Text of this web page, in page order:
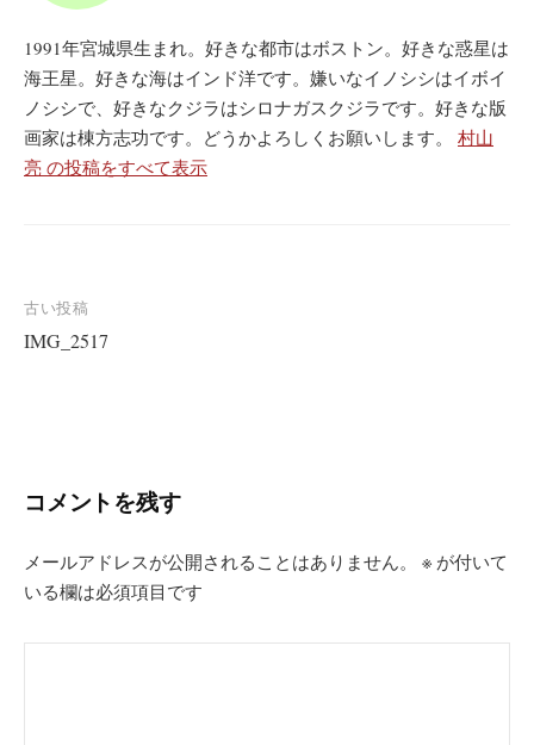
1991年宮城県生まれ。好きな都市はボストン。好きな惑星は
海王星。好きな海はインド洋です。嫌いなイノシシはイボイ
ノシシで、好きなクジラはシロナガスクジラです。好きな版
画家は棟方志功です。どうかよろしくお願いします。 村山
亮 の投稿をすべて表示
投
稿
ー
ョ
ン
古い投稿
IMG_2517
コメントを残す
メールアドレスが公開されることはありません。 ※ が付いて
いる欄は必須項目です